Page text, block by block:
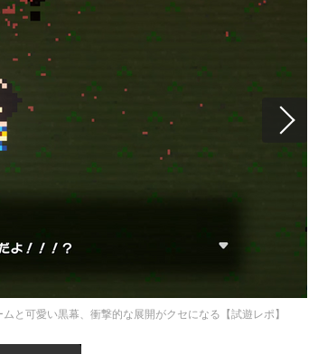
と可愛い黒幕、衝撃的な展開がクセになる【試遊レポ】